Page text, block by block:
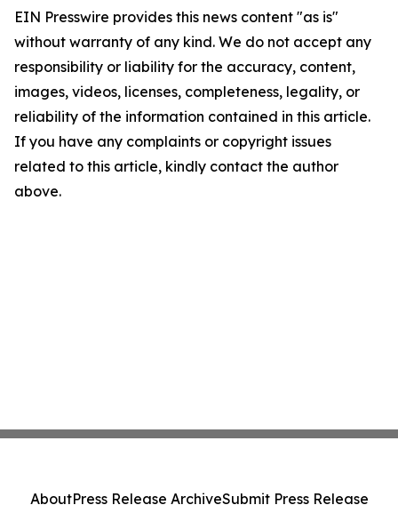
EIN Presswire provides this news content "as is"
without warranty of any kind. We do not accept any
responsibility or liability for the accuracy, content,
images, videos, licenses, completeness, legality, or
reliability of the information contained in this article.
If you have any complaints or copyright issues
related to this article, kindly contact the author
above.
AboutPress Release ArchiveSubmit Press Release